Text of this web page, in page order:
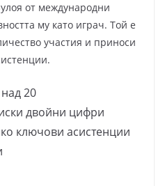
от международни
му като играч. Той е
участия и приноси
20
двойни цифри
ключови асистенции